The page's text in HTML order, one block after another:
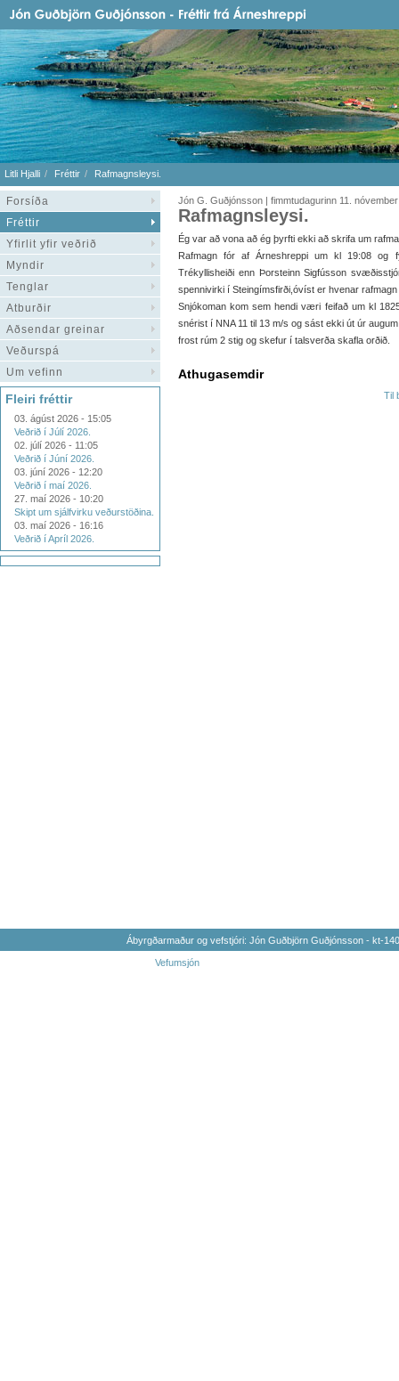
Litli Hjalli Fréttir Rafmagnsleysi.
Forsíða
Fréttir
Yfirlit yfir veðrið
Myndir
Tenglar
Atburðir
Aðsendar greinar
Veðurspá
Um vefinn
Fleiri fréttir
03. ágúst 2026 - 15:05
Veðrið í Júlí 2026.
02. júlí 2026 - 11:05
Veðrið í Júní 2026.
03. júní 2026 - 12:20
Veðrið í maí 2026.
27. maí 2026 - 10:20
Skipt um sjálfvirku veðurstöðina.
03. maí 2026 - 16:16
Veðrið í Apríl 2026.
Jón G. Guðjónsson | fimmtudagurinn 11.
Rafmagnsleysi.
Ég var að vona að ég þyrfti ekki að skrifa um
Rafmagn fór af Árneshreppi um kl 19:08
Trékyllisheiði enn Þorsteinn Sigfússon
spennivirki í Steingímsfirði,óvíst er hvenar
Snjókoman kom sem hendi væri feifað um kl
snérist í NNA 11 til 13 m/s og sást ekki út úr
frost rúm 2 stig og skefur í talsverða skafla orðið.
Athugasemdir
Til
Ábyrgðarmaður og vefstjóri: Jón Guðbjörn Guðjónsson - kt-
Vefumsjón